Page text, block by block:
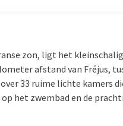
zon, ligt het
afstand van Fréjus,
33 ruime lichte kamers
het zwembad en de